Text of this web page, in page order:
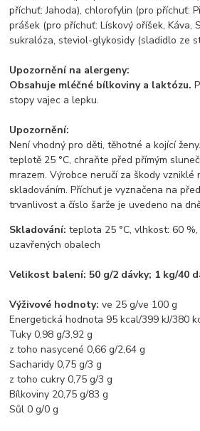
příchuť: Jahoda), chlorofylin (pro příchuť:
prášek (pro příchuť: Lískový oříšek, Káva,
sukralóza, steviol-glykosidy (sladidlo ze
Upozornění na alergeny:
Obsahuje mléčné bílkoviny a laktózu.
stopy vajec a lepku.
Upozornění:
Není vhodný pro děti, těhotné a kojící
teplotě 25 °C, chraňte před přímým
mrazem. Výrobce neručí za škody vzniklé
skladováním. Příchuť je vyznačena na
trvanlivost a číslo šarže je uvedeno na
Skladování:teplota 25 °C, vlhkost: 60
uzavřených obalech
Velikost balení: 50 g/2 dávky; 1 kg/40
Výživové hodnoty: ve 25 g/ve 100 g
Energetická hodnota 95 kcal/399 kJ/380
Tuky 0,98 g/3,92 g
z toho nasycené 0,66 g/2,64 g
Sacharidy 0,75 g/3 g
z toho cukry 0,75 g/3 g
Bílkoviny 20,75 g/83 g
Sůl 0 g/0 g